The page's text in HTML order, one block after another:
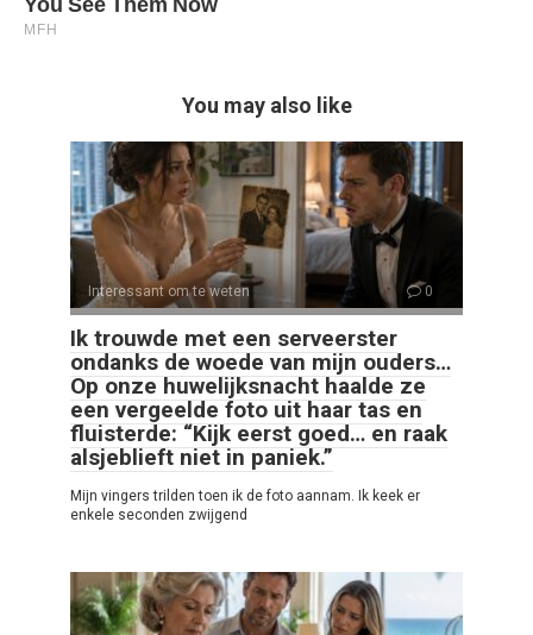
You may also like
Interessant om te weten 0
Ik trouwde met een serveerster
ondanks de woede van mijn ouders…
Op onze huwelijksnacht haalde ze
een vergeelde foto uit haar tas en
fluisterde: “Kijk eerst goed… en raak
alsjeblieft niet in paniek.”
Mijn vingers trilden toen ik de foto aannam. Ik keek er
enkele seconden zwijgend